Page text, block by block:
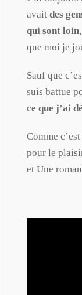
avait des
qui sont loin
que moi je
Sauf que
suis battue
ce que j’ai
Comme
pour le
et Une